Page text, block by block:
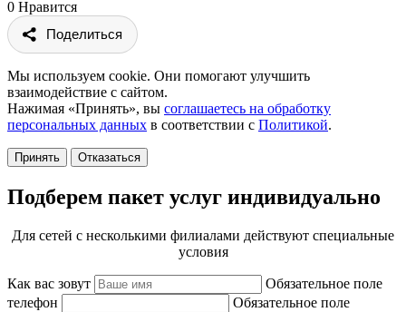
0 Нравится
Поделиться
Мы используем cookie. Они помогают улучшить
взаимодействие с сайтом.
Нажимая «Принять», вы соглашаетесь на обработку
персональных данных в соответствии с Политикой.
Принять Отказаться
Подберем пакет услуг индивидуально
Для сетей с несколькими филиалами действуют специальные
условия
Как вас зовут
Обязательное поле
телефон
Обязательное поле